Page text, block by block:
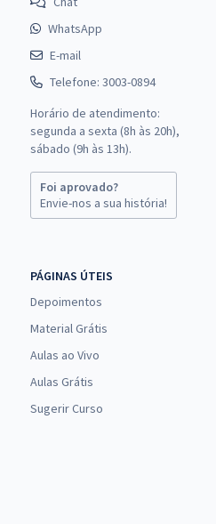
WhatsApp
E-mail
Telefone: 3003-0894
Horário de atendimento:
segunda a sexta (8h às 20h),
sábado (9h às 13h).
Foi aprovado?
Envie-nos a sua história!
PÁGINAS ÚTEIS
Depoimentos
Material Grátis
Aulas ao Vivo
Aulas Grátis
Sugerir Curso